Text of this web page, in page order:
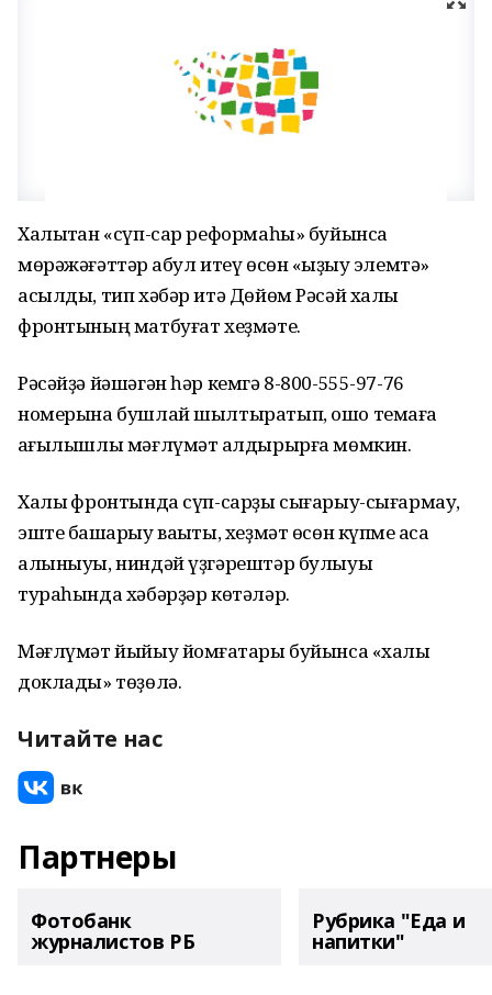
Халыҡтан «сүп-сар реформаһы» буйынса
мөрәжәғәттәр ҡабул итеү өсөн «ҡыҙыу элемтә»
асылды, тип хәбәр итә Дөйөм Рәсәй халыҡ
фронтының матбуғат хеҙмәте.
Рәсәйҙә йәшәгән һәр кемгә 8-800-555-97-76
номерына бушлай шылтыратып, ошо темаға
ҡағылышлы мәғлүмәт ҡалдырырға мөмкин.
Халыҡ фронтында сүп-сарҙы сығарыу-сығармау,
эште башҡарыу ваҡыты, хеҙмәт өсөн күпме аҡса
алыныуы, ниндәй үҙгәрештәр булыуы
тураһында хәбәрҙәр көтәләр.
Мәғлүмәт йыйыу йомғаҡтары буйынса «халыҡ
доклады» төҙөлә.
Читайте нас
Партнеры
Фотобанк
журналистов РБ
Рубрика "Еда и
напитки"